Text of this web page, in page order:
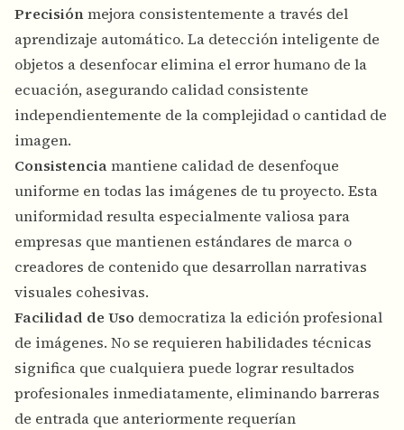
Precisiónmejora consistentemente a través del
aprendizaje automático. La detección inteligente de
objetos a desenfocar elimina el error humano de la
ecuación, asegurando calidad consistente
independientemente de la complejidad o cantidad de
imagen.
Consistenciamantiene calidad de desenfoque
uniforme en todas las imágenes de tu proyecto. Esta
uniformidad resulta especialmente valiosa para
empresas que mantienen estándares de marca o
creadores de contenido que desarrollan narrativas
visuales cohesivas.
Facilidad de Uso democratiza la edición profesional
de imágenes. No se requieren habilidades técnicas
significa que cualquiera puede lograr resultados
profesionales inmediatamente, eliminando barreras
de entrada que anteriormente requerían